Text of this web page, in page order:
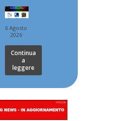
6 Agosto
2026
Continua
a
leggere